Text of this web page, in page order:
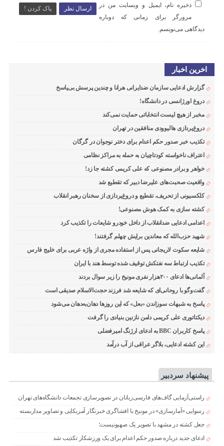
ارسال نظر پاک کردن !
ذخیره نام، ایمیل و وبسایت من در
مرورگر برای زمانی که دوباره
دیدگاهی می‌نویسم.
اخرین اخبار
گزارش ادعایی سازمان ضدایرانی هرانا و چندین پرسش بی‌پاسخ
دروغ اورژانسی در دانشگاه!
مخبر از هیچ لیست انتخاباتی حمایت نمی‌کند
دروغ‌پردازی هالیوودی منافقین در تهران
تکذیب خبر صدور حکم اعدام برای دختر نوجوان در گرگان
اعتراف ناخواسته کودتاچیان به حمله به مراکز نظامی
خواهر و برادر مصنوعی که علی کریمی کشته جا زد!
واقعیت صحبت‌های علیرضا دبیر که تقطیع شد
کلکسیونی از تحریف، تقطیع و دروغ‌پردازی از سخنان رهبر انقلاب
کشته سازی به کمک هوش مصنوعی!
اعدامی ادعایی ضدانقلاب از داخل خودرو شایعات را تکذیب کرد
شهید حزب‌الله که معاندین برایش چهلم گرفتند!
شایعه سکوت لاریجانی پس از استفاده مجری از واژه عربی برای خلیج فارس
تکذیب ارتباط سه نفتکش توقیف شده توسط هند با ایران
آلمانی‌ها ادعای ۲۰۰هزار نفری مونیخ را زیر سوال بردند
گفت‌وگو با روحانی‌ای که شایعه شد فرزند حجت‌الاسلام صدیقی است
پاسخ به شبهات سوزاندن «بعل» که این روزها دهان‌به‌دهان می‌شود
دیکتاتوری علی کریمی دامن نازنین بنیادی را گرفت
پاسخ کاربران BBC به ادعای ارژنگ امیرفضلی
این کشته ادعایی، بلاگر عراقی از آب درآمد
پیشنهاد سردبیر
راستی‌آزمایی گاف‌های فارسی‌زبانان در تصویرسازی تجمعات دانشگاه‌های تهران
رسوایی «آمارسازی» در مونیخ با افشاگری خبرنگار آمریکایی و تصاویر مداربسته
جعل کشته در مشهد با تصویر یک صهیونیست؛
ادعای جدید درباره صدور حکم اعدام برای یک ورزشکار تکذیب شد